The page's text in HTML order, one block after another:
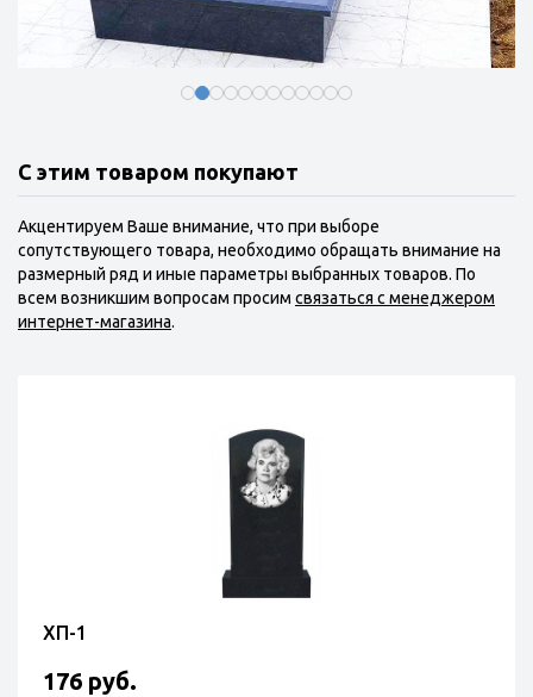
С этим товаром покупают
Акцентируем Ваше внимание, что при выборе
сопутствующего товара, необходимо обращать внимание на
размерный ряд и иные параметры выбранных товаров. По
всем возникшим вопросам просим связаться с менеджером
интернет-магазина.
ХП-1
176 руб.